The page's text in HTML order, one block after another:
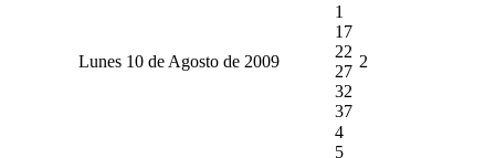
Lunes 10 de Agosto de 2009
1
17
22
27
32
37
2
4
5